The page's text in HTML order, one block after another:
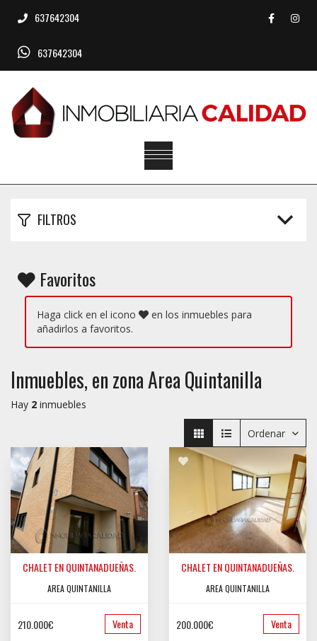
637642304
637642304
FILTROS
Favoritos
Haga click en el icono
en los inmuebles para
añadirlos a favoritos.
Inmuebles, en zona Area Quintanilla
Hay 2 inmuebles
Ordenar
CHALET EN QUINTANADUEÑAS.
AREA QUINTANILLA
210.000€ Venta
CHALET EN QUINTANADUEÑAS.
AREA QUINTANILLA
200.000€ Venta